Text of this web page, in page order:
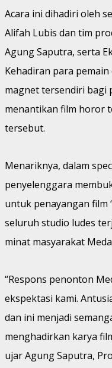
Acara ini dihadiri oleh
Alifah Lubis dan tim
Agung Saputra, serta
Kehadiran para
magnet tersendiri bagi
menantikan film horor
tersebut.
Menariknya, dalam
penyelenggara
untuk penayangan film
seluruh studio ludes
minat masyarakat
“Respons penonton
ekspektasi kami.
dan ini menjadi
menghadirkan karya
ujar Agung Saputra,